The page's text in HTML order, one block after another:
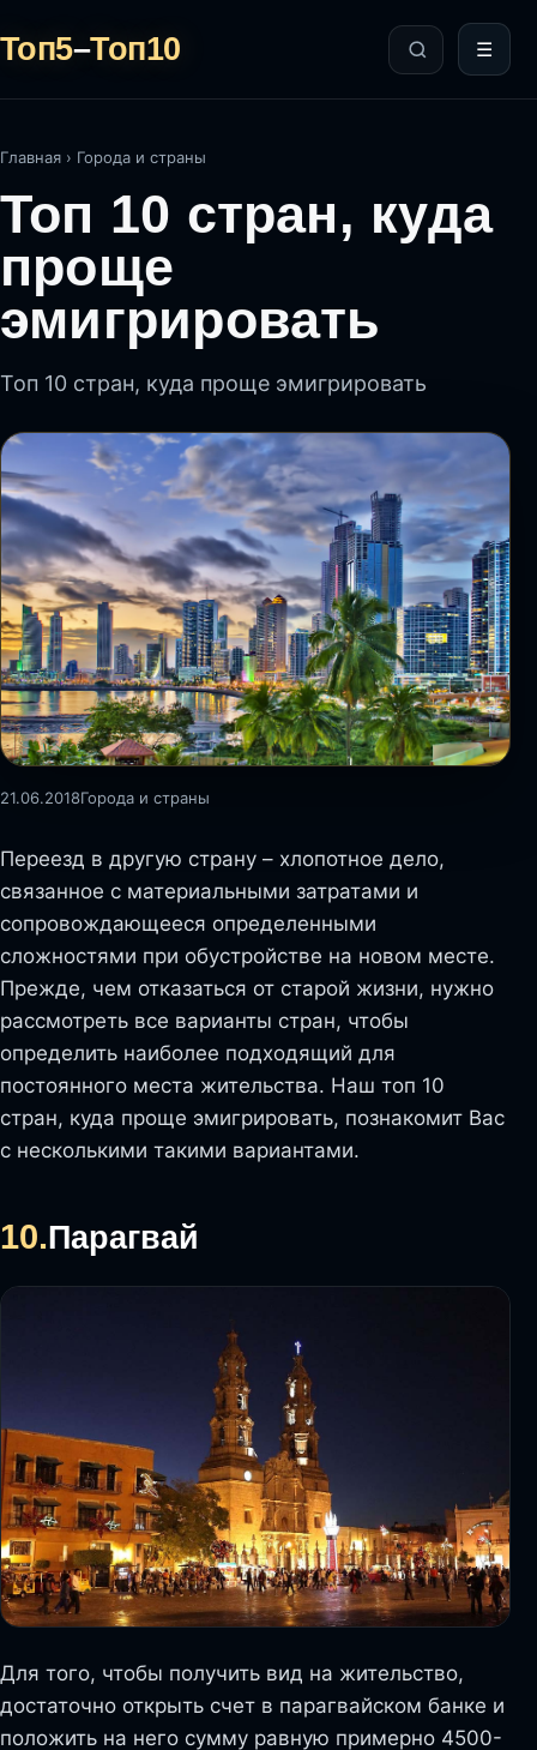
Топ5–Топ10 ☰
Главная › Города и страны
Топ 10 стран, куда
проще
эмигрировать
Топ 10 стран, куда проще эмигрировать
21.06.2018Города и страны
Переезд в другую страну – хлопотное дело,
связанное с материальными затратами и
сопровождающееся определенными
сложностями при обустройстве на новом месте.
Прежде, чем отказаться от старой жизни, нужно
рассмотреть все варианты стран, чтобы
определить наиболее подходящий для
постоянного места жительства. Наш топ 10
стран, куда проще эмигрировать, познакомит Вас
с несколькими такими вариантами.
10.Парагвай
Для того, чтобы получить вид на жительство,
достаточно открыть счет в парагвайском банке и
положить на него сумму равную примерно 4500-